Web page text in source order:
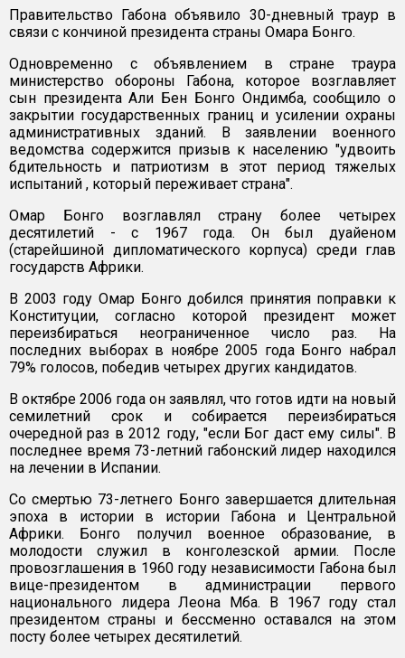
Правительство Габона объявило 30-дневный траур в
связи с кончиной президента страны Омара Бонго.
Одновременно с объявлением в стране траура
министерство обороны Габона, которое возглавляет
сын президента Али Бен Бонго Ондимба, сообщило о
закрытии государственных границ и усилении охраны
административных зданий. В заявлении военного
ведомства содержится призыв к населению "удвоить
бдительность и патриотизм в этот период тяжелых
испытаний , который переживает страна".
Омар Бонго возглавлял страну более четырех
десятилетий - с 1967 года. Он был дуайеном
(старейшиной дипломатического корпуса) среди глав
государств Африки.
В 2003 году Омар Бонго добился принятия поправки к
Конституции, согласно которой президент может
переизбираться неограниченное число раз. На
последних выборах в ноябре 2005 года Бонго набрал
79% голосов, победив четырех других кандидатов.
В октябре 2006 года он заявлял, что готов идти на новый
семилетний срок и собирается переизбираться
очередной раз в 2012 году, "если Бог даст ему силы". В
последнее время 73-летний габонский лидер находился
на лечении в Испании.
Со смертью 73-летнего Бонго завершается длительная
эпоха в истории в истории Габона и Центральной
Африки. Бонго получил военное образование, в
молодости служил в конголезской армии. После
провозглашения в 1960 году независимости Габона был
вице-президентом в администрации первого
национального лидера Леона Мба. В 1967 году стал
президентом страны и бессменно оставался на этом
посту более четырех десятилетий.